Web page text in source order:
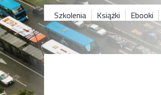
Szkolenia Książki Ebooki